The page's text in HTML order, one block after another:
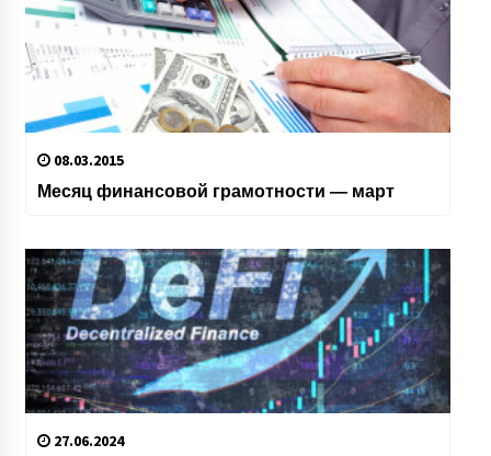
08.03.2015
Месяц финансовой грамотности — март
27.06.2024